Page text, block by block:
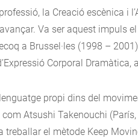
la Creació escènica i
Va ser aquest impuls
a Brussel·les (1998 –
Corporal
propi dins del
Atsushi Takenouchi
treballar el mètode Keep